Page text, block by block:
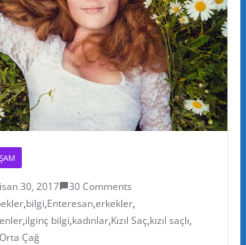
30, 2017
30 Comments
,bilgi,Enteresan,erkekler,
,ilginç bilgi,kadınlar,Kızıl Saç,kızıl saçlı,
Orta Çağ